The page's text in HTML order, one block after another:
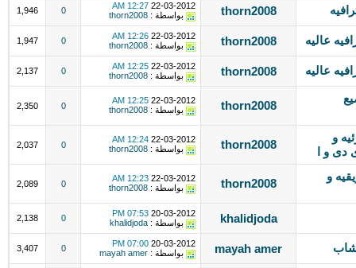
thorn2008
22-03-2012
12:27 AM
بواسطة : thorn2008
0
1,946
عاليه thorn2008
22-03-2012
12:26 AM
بواسطة : thorn2008
0
1,947
عاليه thorn2008
22-03-2012
12:25 AM
بواسطة : thorn2008
0
2,137
thorn2008
22-03-2012
12:25 AM
بواسطة : thorn2008
0
2,350
و
دى و ا
thorn2008
22-03-2012
12:24 AM
بواسطة : thorn2008
0
2,037
و
thorn2008
22-03-2012
12:23 AM
بواسطة : thorn2008
0
2,089
khalidjoda
20-03-2012
07:53 PM
بواسطة : khalidjoda
0
2,138
mayah amer
20-03-2012
07:00 PM
بواسطة : mayah amer
0
3,407